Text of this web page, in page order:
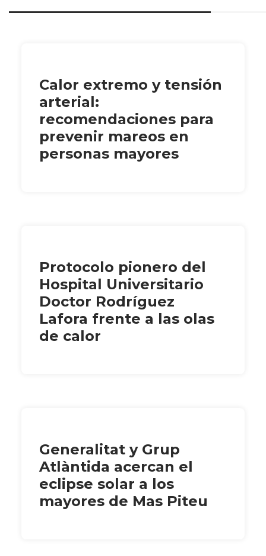
Calor extremo y tensión
arterial:
recomendaciones para
prevenir mareos en
personas mayores
Protocolo pionero del
Hospital Universitario
Doctor Rodríguez
Lafora frente a las olas
de calor
Generalitat y Grup
Atlàntida acercan el
eclipse solar a los
mayores de Mas Piteu